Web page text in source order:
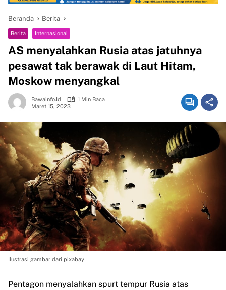
Beranda Berita
Berita Internasional
AS menyalahkan Rusia atas jatuhnya
pesawat tak berawak di Laut Hitam,
Moskow menyangkal
Bawainfo.id
1 Min Baca
Maret 15, 2023
Ilustrasi gambar dari pixabay
Pentagon menyalahkan spurt tempur Rusia atas